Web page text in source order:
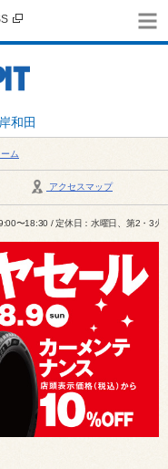
和田
ム
アクセスマップ
〜18:30 / 定休日：水曜日、第2・3火